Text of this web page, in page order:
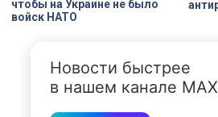
чтобы на Украине не было
войск НАТО
Новости быстрее
в нашем канале